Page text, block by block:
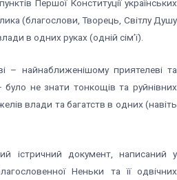
Першої Конституції українських
(благослови, Творець, Світлу Душу
в одних руках (одній сім’ї).
– найнаближенішому приятелеві та
не знати тонкощів та руйнівних
влади та багатств в одних (навіть
істричний документ, написаний у
Неньки та її одвічних